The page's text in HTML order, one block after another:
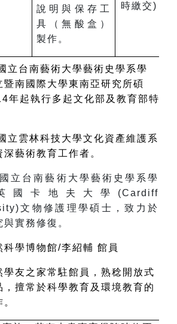
說明與保存工
具（無酸盒）
製作。
時繳交)
立台南藝術大學藝術史學系學
暨南國際大學東南亞研究所碩
年起執行多起文化部及教育部特
立雲林科技大學文化資產維護系
深藝術教育工作者。
立台南藝術大學藝術史學系學
國卡地夫大學(Cardiff
文物修護理學碩士，致力於
實務修復。
科學博物館/李紹輔 館員
學友之家常駐館員，熟稔開放式
，擅常於科學教育及環境教育的